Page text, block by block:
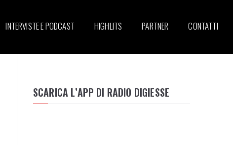
INTERVISTE E PODCAST HIGHLITS PARTNER CONTATTI
SCARICA L’APP DI RADIO DIGIESSE